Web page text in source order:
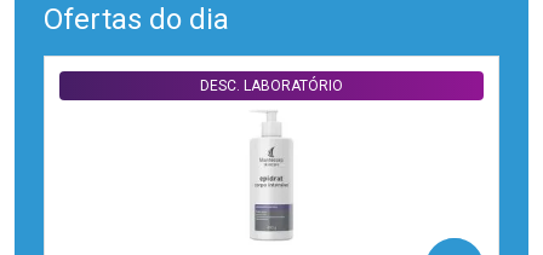
Ofertas do dia
DESC. LABORATÓRIO